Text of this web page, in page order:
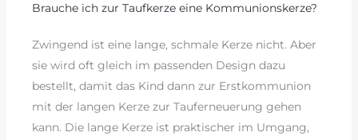
Brauche ich zur Taufkerze eine Kommunionskerze?
Zwingend ist eine lange, schmale Kerze nicht. Aber
sie wird oft gleich im passenden Design dazu
bestellt, damit das Kind dann zur Erstkommunion
mit der langen Kerze zur Tauferneuerung gehen
kann. Die lange Kerze ist praktischer im Umgang,